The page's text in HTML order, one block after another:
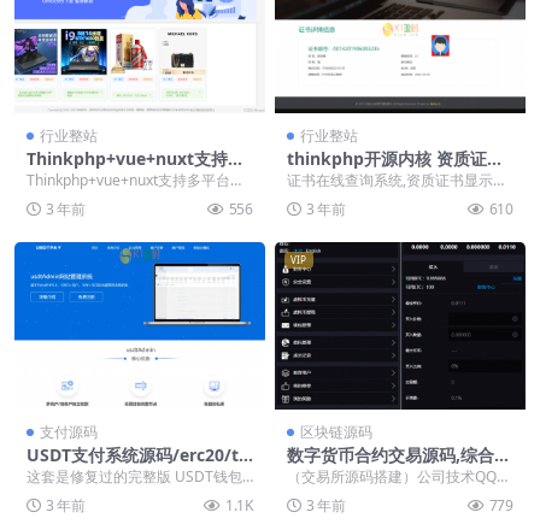
行业整站
Thinkphp+vue+nuxt支持多
平台免签支付的自动发卡售卡
系统
Thinkphp+vue+nuxt支持多平台免
签支付的自动发卡售卡系统前后端
分离...3 年前 556
行业整站
thinkphp开源内核 资质证书
网站源码 证书在线查询系统源
码 自适应手机端
证书在线查询系统,资质证书显示网
站源码,证书查询自适应手机端 新鲜
打包的证书在线...
3 年前 610
支付源码
USDT支付系统源码/erc20/tr
c20/接口代码/基于thinkphp
这套是修复过的完整版 USDT钱包
自动充值提币接口php基于ERC20
协议TRC...
3 年前 1.1K
VIP
区块链源码
数字货币合约交易源码,综合虚
拟货币交易平台源码（基于thi
（交易所源码搭建）公司技术QQ：
34401713，最新版源码 pc+h5 持
委托...3 年前 779